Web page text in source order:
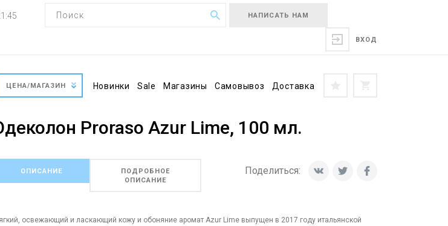
НАПИСАТЬ НАМ
ВХОД
ЦЕНА/МАГАЗИН Новинки Sale Магазины Самовывоз Доставка
Proraso Azur Lime, 100 мл.
ОПИСАНИЕ
ПОДРОБНОЕ
ОПИСАНИЕ
Поделиться:
освежающий и ласкающий кожу и обоняние аромат Azur Lime выпущен в 2017 году итальянской